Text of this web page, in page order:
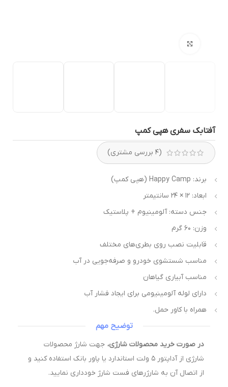
بزرگنمایی تصویر
سفری هپی کمپ
(۴بررسی مشتری)
برند: Happy Camp (هپی کمپ)
ابعاد: ۱۲ × ۲۴ سانتیمتر
جنس دسته: آلومینیوم + پلاستیک
وزن: ۶۰ گرم
قابلیت نصب روی بطری‌های مختلف
مناسب شستشوی خودرو و صرفه‌جویی در آب
مناسب آبیاری گیاهان
دارای لوله آلومینیومی برای ایجاد فشار آب
همراه با کاور حمل.
توضیح مهم
در صورت خرید محصولات شارژی،جهت شارژ محصولات
شارژی از آداپتور ۵ ولت استاندارد یا پاور بانک استفاده کنید و
از اتصال آن به شارژرهای فست شارژ خودداری نمایید.